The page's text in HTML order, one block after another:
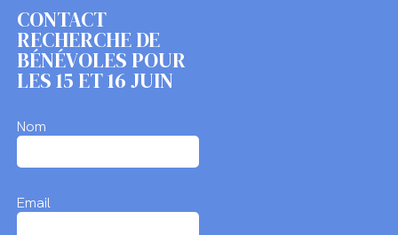
CONTACT
RECHERCHE DE
BÉNÉVOLES POUR
LES 15 ET 16 JUIN
Nom
Email